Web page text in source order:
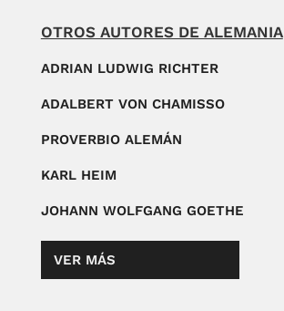
OTROS AUTORES DE ALEMANIA
ADRIAN LUDWIG RICHTER
ADALBERT VON CHAMISSO
PROVERBIO ALEMÁN
KARL HEIM
JOHANN WOLFGANG GOETHE
VER MÁS